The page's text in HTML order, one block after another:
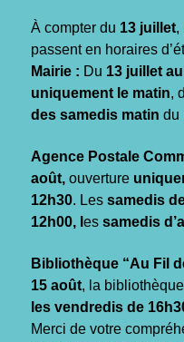
À compter du 13 juillet,
passent en horaires
Mairie : Du 13 juillet
uniquement le matin,
des samedis matin du
Agence Postale
août, ouverture
12h30. Les samedis
12h00, l es samedis
Bibliothèque “Au Fil
15 août, la
les vendredis de
Merci de votre